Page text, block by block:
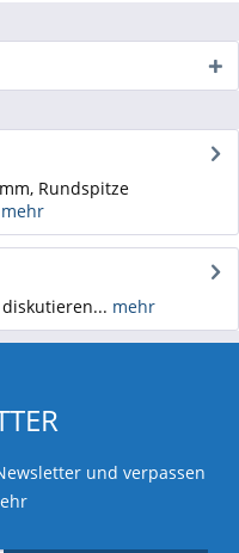
Rundspitze
mehr
mehr
und verpassen